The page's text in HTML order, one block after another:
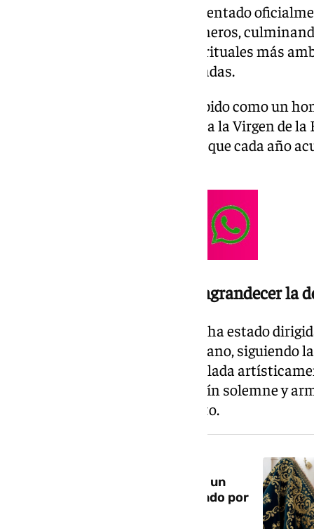
La Esperanza de Triana ha presentado
Virgen en la Capilla de los Marineros,
patrimoniales, artísticos y espirituales más
corporación en las últimas décadas.
El nuevo espacio ha sido concebido como un
devoción universal que despierta la Virgen de
fe y amparo para miles de fieles que cada año
Un espacio diseñado para engrandecer la
La intervención arquitectónica ha estado
Gómez de Terreros y Rafael Galiano,
Ignacio Sánchez Rico y desarrollada
Reyes. El resultado es un camarín solemne y
monumentalidad y recogimiento.
La Esperanza de Triana estrena un
nuevo manto de camarín diseñado por